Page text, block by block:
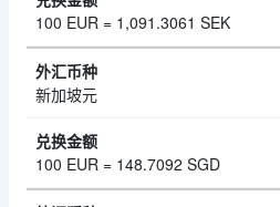
100 EUR = 1,091.3061 SEK
新加坡元
100 EUR = 148.7092 SGD